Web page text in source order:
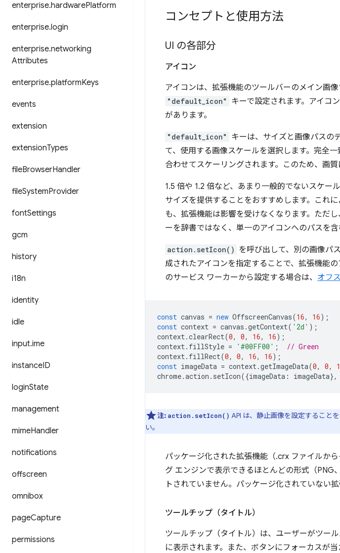
enterprise.hardwarePlatform
enterprise.login
enterprise.networking
Attributes
enterprise.platformKeys
events
extension
extensionTypes
fileBrowserHandler
fileSystemProvider
fontSettings
gcm
history
i18n
identity
idle
input.ime
instanceID
loginState
management
mimeHandler
notifications
offscreen
omnibox
pageCapture
permissions
コンセプトと使用方法
UI の各部分
アイコン
アイコンは、拡張機能のツールバーのメイン画
"default_icon"
キーで設定されます。アイコ
があります。
"default_icon"
キーは、サイズと画像パスの
て、使用する画像スケールを選択します。完全
合わせてスケーリングされます。このため、画質
1.5 倍や 1.2 倍など、あまり一般的でないスケー
サイズを提供することをおすすめします。これ
も、拡張機能は影響を受けなくなります。ただ
ーを辞書ではなく、単一のアイコンへのパスを
action.setIcon() を呼び出して、別の画像パ
成されたアイコンを指定することで、拡張機能
のサービス ワーカーから設定する場合は、 オフ
const canvas = new OffscreenCanvas(16, 16);
const context = canvas .getContext( '2d' );
context.clearRect(0, 0, 16, 16);
context. fillStyle = '#00FF00' ;
// Green
context. fillRect(0, 0, 16, 16);
const imageData = context.getImageData(0, 0,
chrome.action . setIcon({imageData : imageData},
注: action.setIcon() API は、静止画像を設定すること
い。
パッケージ化された拡張機能（.crx ファイルか
グ エンジンで表示できるほとんどの形式（PNG
トされていません。パッケージ化されていない
ツールチップ（タイトル）
ツールチップ（タイトル）は、ユーザーがツー
に表示されます。また、ボタンにフォーカスが